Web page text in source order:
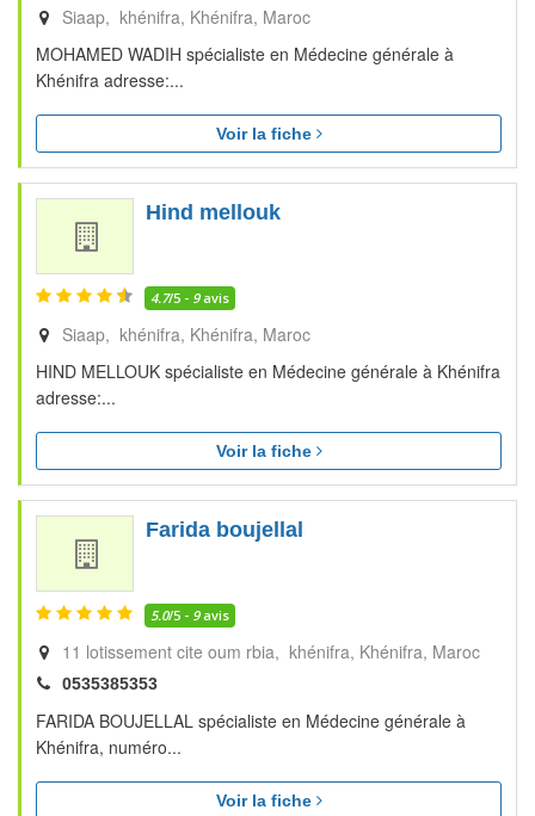
Siaap, khénifra Khénifra Maroc
MOHAMED WADIH spécialiste en Médecine générale à
Khénifra adresse:...
Voir la fiche
Hind mellouk
4.7/5 - 9avis
Siaap, khénifra Khénifra Maroc
HIND MELLOUK spécialiste en Médecine générale à Khénifra
adresse:...
Voir la fiche
Farida boujellal
5.0/5 - 9avis
11 lotissement cite oum rbia, khénifra Khénifra Maroc
0535385353
FARIDA BOUJELLAL spécialiste en Médecine générale à
Khénifra, numéro...
Voir la fiche